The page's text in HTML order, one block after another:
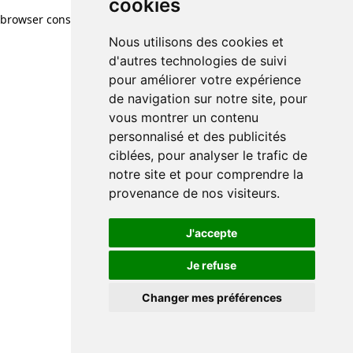
cookies
Nous utilisons des cookies et
d'autres technologies de suivi
pour améliorer votre expérience
de navigation sur notre site, pour
vous montrer un contenu
personnalisé et des publicités
ciblées, pour analyser le trafic de
notre site et pour comprendre la
provenance de nos visiteurs.
J'accepte
Je refuse
Changer mes préférences
browser console for more information)